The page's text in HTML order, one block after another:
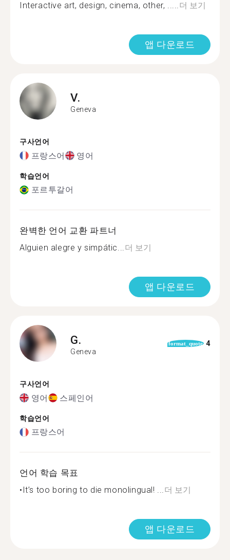
Interactive art, design, cinema, other, .....더 보기
앱 다운로드
V.
Geneva
구사언어
프랑스어 영어
학습언어
포르투갈어
완벽한 언어 교환 파트너
Alguien alegre y simpátic...더 보기
앱 다운로드
G.
Geneva
format_quote 4
구사언어
영어 스페인어
학습언어
프랑스어
언어 학습 목표
•It’s too boring to die monolingual! ...더 보기
앱 다운로드